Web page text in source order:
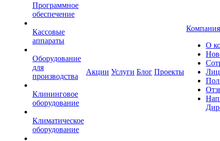
Программное
обеспечение
Кассовые
аппараты
Оборудование
для
производства
Клининговое
оборудование
Климатическое
оборудование
Акции Услуги Блог Проекты
Компания
О